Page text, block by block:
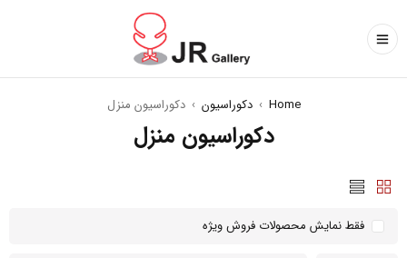
Home
› دکوراسیون › دکوراسیون منزل
دکوراسیون منزل
فقط نمایش محصولات فروش ویژه